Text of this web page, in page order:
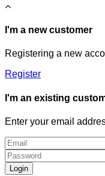
I'm a new customer
Registering a new
Register
I'm an existing
Enter your email
Login